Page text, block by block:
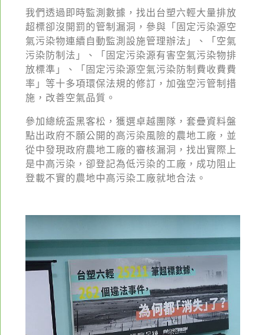
廢除核電
淨零轉型
透明足跡
綠盟觀點
新聞稿及聲明
投書及專欄
工作側記
出版及義賣品
徵才資訊
活動行事曆
活動紀錄
教育推廣申請
我們透過即時監測數據，找出台塑六輕大量排放
超標卻沒開罰的管制漏洞，參與「固定污染源空
氣污染物連續自動監測設施管理辦法」、「空氣
污染防制法」、「固定污染源有害空氣污染物排
放標準」、「固定污染源空氣污染防制費收費費
率」等十多項環保法規的修訂，加強空污管制措
施，改善空氣品質。
參加總統盃黑客松，獲選卓越團隊，套疊資料盤
點出政府不願公開的高污染風險的農地工廠，並
從中發現政府農地工廠的審核漏洞，找出實際上
是中高污染，卻登記為低污染的工廠，成功阻止
登載不實的農地中高污染工廠就地合法。